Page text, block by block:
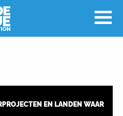
EN LANDEN WAAR